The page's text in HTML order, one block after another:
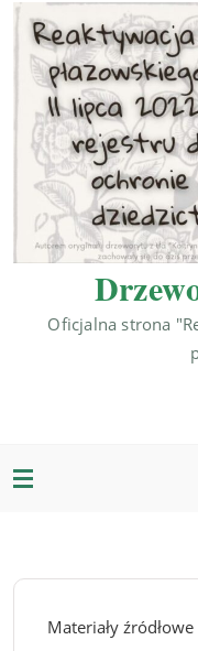
Oficjalna strona
Materiały źródłowe